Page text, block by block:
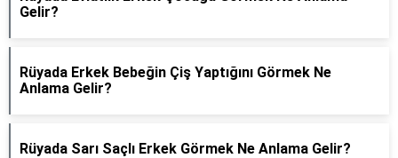
Gelir?
Rüyada Erkek Bebeğin Çiş Yaptığını Görmek Ne
Anlama Gelir?
Rüyada Sarı Saçlı Erkek Görmek Ne Anlama Gelir?